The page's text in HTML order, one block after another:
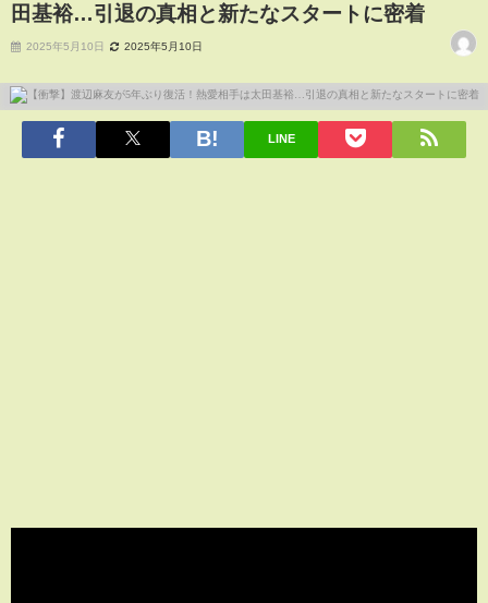
田基裕…引退の真相と新たなスタートに密着
2025年5月10日 2025年5月10日
LINE